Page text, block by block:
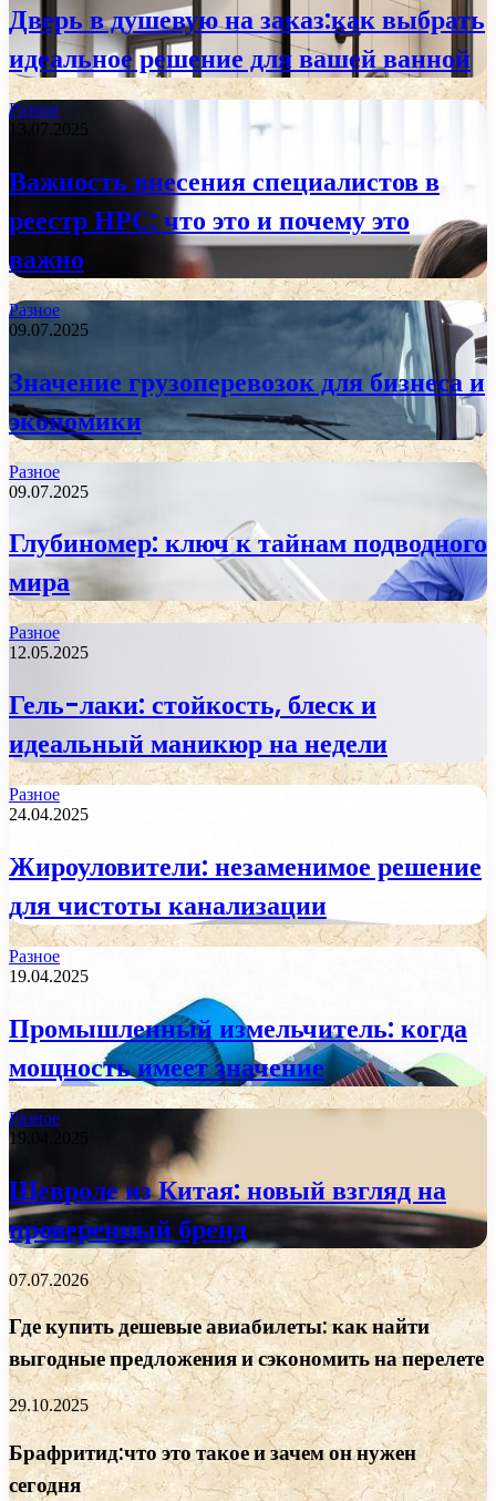
Дверь в душевую на заказ:как выбрать
идеальное решение для вашей ванной
Разное
13.07.2025
Важность внесения специалистов в
реестр НРС: что это и почему это
важно
Разное
09.07.2025
Значение грузоперевозок для бизнеса и
экономики
Разное
09.07.2025
Глубиномер: ключ к тайнам подводного
мира
Разное
12.05.2025
Гель-лаки: стойкость, блеск и
идеальный маникюр на недели
Разное
24.04.2025
Жироуловители: незаменимое решение
для чистоты канализации
Разное
19.04.2025
Промышленный измельчитель: когда
мощность имеет значение
Разное
19.04.2025
Шевроле из Китая: новый взгляд на
проверенный бренд
07.07.2026
Где купить дешевые авиабилеты: как найти
выгодные предложения и сэкономить на перелете
29.10.2025
Брафритид:что это такое и зачем он нужен
сегодня